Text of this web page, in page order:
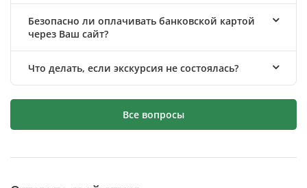
Безопасно ли оплачивать банковской картой
через Ваш сайт?
Что делать, если экскурсия не состоялась?
Все вопросы